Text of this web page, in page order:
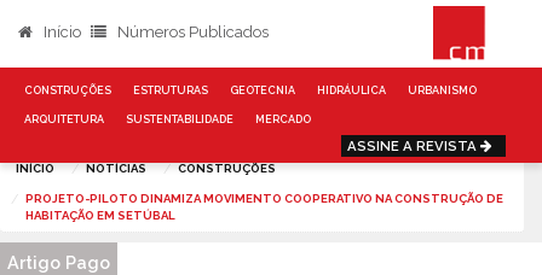
Início Números Publicados
CONSTRUÇÕES ESTRUTURAS GEOTECNIA HIDRÁULICA URBANISMO
ARQUITETURA SUSTENTABILIDADE MERCADO
ASSINE A REVISTA
INÍCIO NOTÍCIAS CONSTRUÇÕES
PROJETO-PILOTO DINAMIZA MOVIMENTO COOPERATIVO NA CONSTRUÇÃO DE
HABITAÇÃO EM SETÚBAL
Artigo Pago